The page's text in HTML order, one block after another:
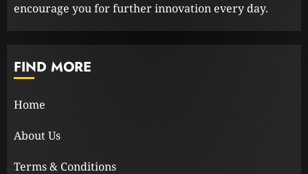
encourage you for further innovation every day.
FIND MORE
Home
About Us
Terms & Conditions